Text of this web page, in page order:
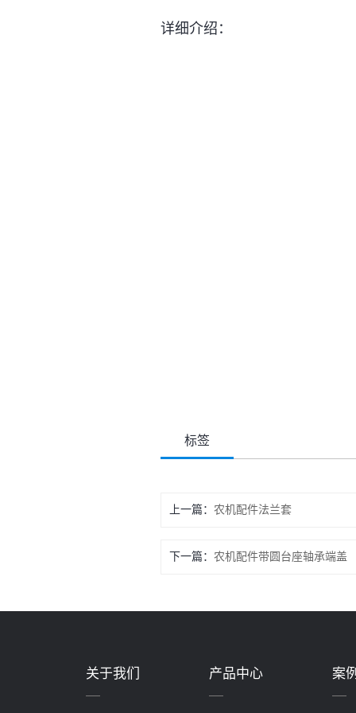
详细介绍：
标签
上一篇： 农机配件法兰套
下一篇： 农机配件带圆台座轴承端盖
关于我们 产品中心 案